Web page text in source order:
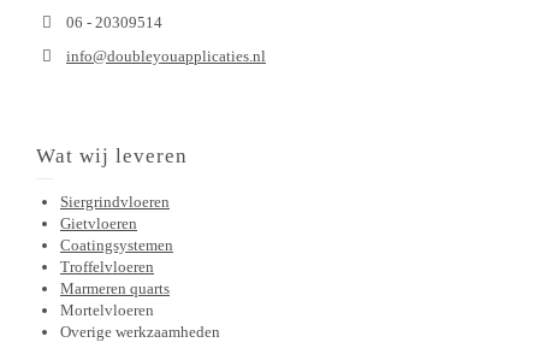
06 - 20309514
info@doubleyouapplicaties.nl
Wat wij leveren
Siergrindvloeren
Gietvloeren
Coatingsystemen
Troffelvloeren
Marmeren quarts
Mortelvloeren
Overige werkzaamheden